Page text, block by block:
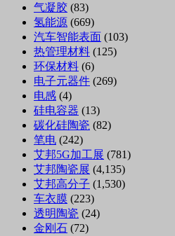
气凝胶 (83)
氢能源 (669)
汽车智能表面 (103)
热管理材料 (125)
环保材料 (6)
电子元器件 (269)
电感 (4)
硅电容器 (13)
碳化硅陶瓷 (82)
笔电 (242)
艾邦5G加工展 (781)
艾邦陶瓷展 (4,135)
艾邦高分子 (1,530)
车衣膜 (223)
透明陶瓷 (24)
金刚石 (72)